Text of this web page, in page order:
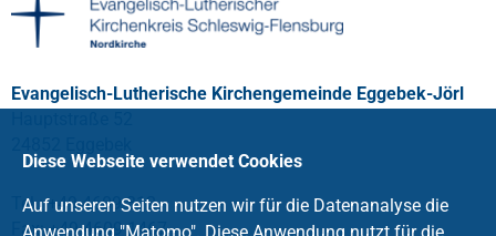
Evangelisch-Lutherische Kirchengemeinde Eggebek-Jörl
Tel.: +49 4609 312
Fax: +49 4609 1467
Diese Webseite verwendet Cookies
Auf unseren Seiten nutzen wir für die Datenanalyse die